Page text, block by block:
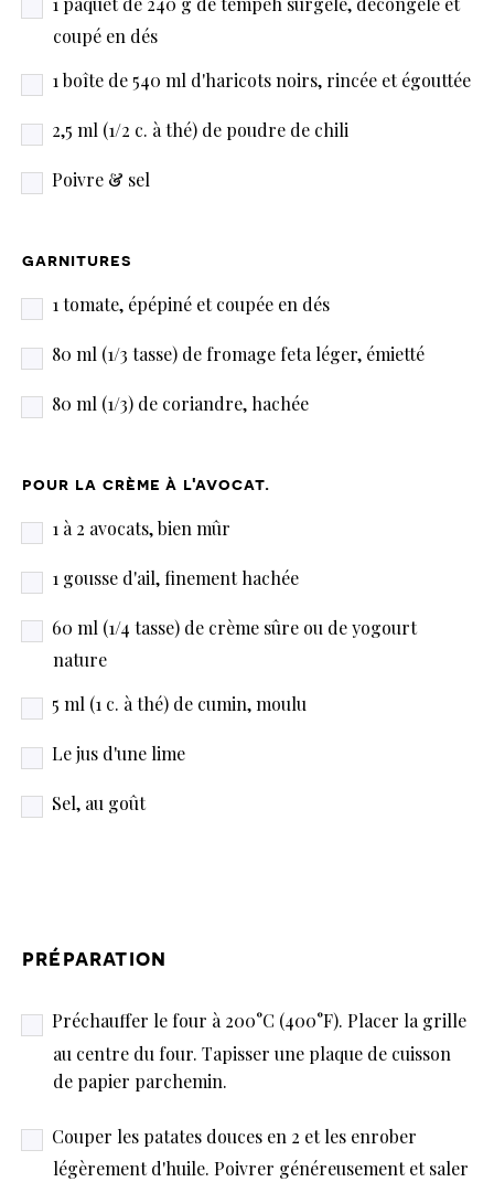
coupé en dés
1 boîte de 540 ml d'haricots noirs, rincée et égouttée
2,5 ml (1/2 c. à thé) de poudre de chili
Poivre & sel
garnitures
1 tomate, épépiné et coupée en dés
80 ml (1/3 tasse) de fromage feta léger, émietté
80 ml (1/3) de coriandre, hachée
pour la crème à l'avocat.
1 à 2 avocats, bien mûr
1 gousse d'ail, finement hachée
60 ml (1/4 tasse) de crème sûre ou de yogourt
nature
5 ml (1 c. à thé) de cumin, moulu
Le jus d'une lime
Sel, au goût
préparation
Préchauffer le four à 200°C (400°F). Placer la grille
au centre du four. Tapisser une plaque de cuisson
de papier parchemin.
Couper les patates douces en 2 et les enrober
légèrement d'huile. Poivrer généreusement et saler